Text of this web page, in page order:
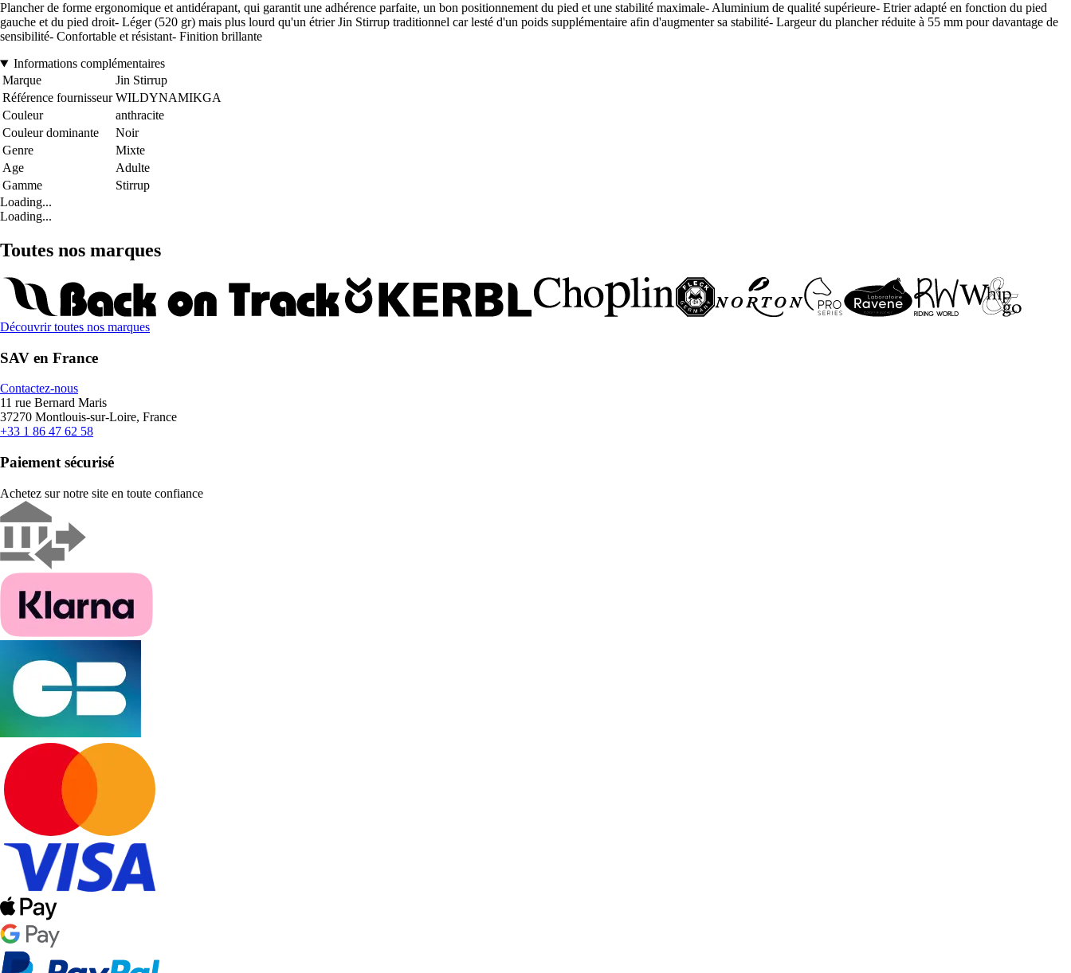
Plancher de forme ergonomique et antidérapant, qui garantit une adhérence parfaite, un bon positionnement du pied et une stabilité maximale- Aluminium de qualité supérieure- Etrier adapté en fonction du pied
gauche et du pied droit- Léger (520 gr) mais plus lourd qu'un étrier Jin Stirrup traditionnel car lesté d'un poids supplémentaire afin d'augmenter sa stabilité- Largeur du plancher réduite à 55 mm pour davantage de
sensibilité- Confortable et résistant- Finition brillante
Informations complémentaires
Marque
Jin Stirrup
Référence fournisseur WILDYNAMIKGA
Couleur
anthracite
Couleur dominante
Noir
Genre
Mixte
Age
Adulte
Gamme
Stirrup
Loading...
Loading...
Toutes nos marques
Découvrir toutes nos marques
SAV en France
Contactez-nous
11 rue Bernard Maris
37270 Montlouis-sur-Loire, France
+33 1 86 47 62 58
Paiement sécurisé
Achetez sur notre site en toute confiance